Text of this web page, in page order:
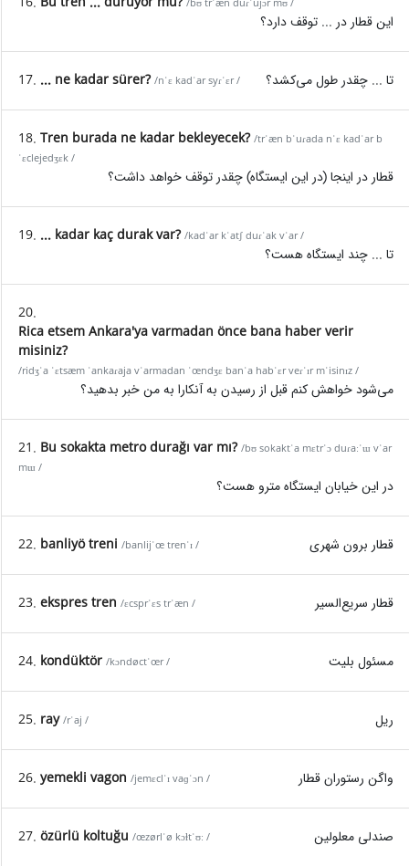
/bʊ trˈæn duɾˈujɔr mʊ /
این قطار در ... توقف دارد؟
17. ... ne kadar sürer? /nˈɛ kadˈar syɾˈɛr / تا ... چقدر طول می‌کشد؟
18. Tren burada ne kadar bekleyecek? /trˈæn bˈuɾada nˈɛ kadˈar b
ˈɛclejedʒɛk /
قطار در اینجا (در این ایستگاه) چقدر توقف خواهد داشت؟
19. ... kadar kaç durak var? /kadˈar kˈatʃ duɾˈak vˈar /
تا ... چند ایستگاه هست؟
20.
Rica etsem Ankara'ya varmadan önce bana haber verir
misiniz?
/ridʒˈa ˈɛtsæm ˈankaɾaja vˈarmadan ˈœndʒɛ banˈa habˈɛr veɾˈɪr mˈisinɪz /
می‌شود خواهش کنم قبل از رسیدن به آنکارا به من خبر بدهید؟
21. Bu sokakta metro durağı var mı? /bʊ sokaktˈa mɛtrˈɔ duɾaːˈɯ vˈar
mɯ /
در این خیابان ایستگاه مترو هست؟
22. banliyö treni /banlijˈœ trenˈɪ / قطار برون شهری
23. ekspres tren /ɛcsprˈɛs trˈæn / قطار سریع‌السیر
24. kondüktör /kɔndøctˈœr / مسئول بلیت
25. ray /rˈaj / ریل
26. yemekli vagon /jemɛclˈɪ vaɡˈɔn / واگن رستوران قطار
27. özürlü koltuğu /œzørlˈø kɔɫtˈʊː / صندلی معلولین